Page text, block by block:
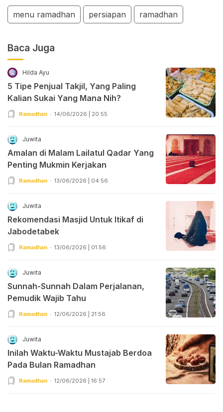
menu ramadhan persiapan ramadhan
Baca Juga
Hilda Ayu
5 Tipe Penjual Takjil, Yang Paling
Kalian Sukai Yang Mana Nih?
Ramadhan 14/06/2026 | 20:55
Juwita
Amalan di Malam Lailatul Qadar Yang
Penting Mukmin Kerjakan
Ramadhan 13/06/2026 | 04:56
Juwita
Rekomendasi Masjid Untuk Itikaf di
Jabodetabek
Ramadhan 13/06/2026 | 01:56
Juwita
Sunnah-Sunnah Dalam Perjalanan,
Pemudik Wajib Tahu
Ramadhan 12/06/2026 | 21:56
Juwita
Inilah Waktu-Waktu Mustajab Berdoa
Pada Bulan Ramadhan
Ramadhan 12/06/2026 | 16:57